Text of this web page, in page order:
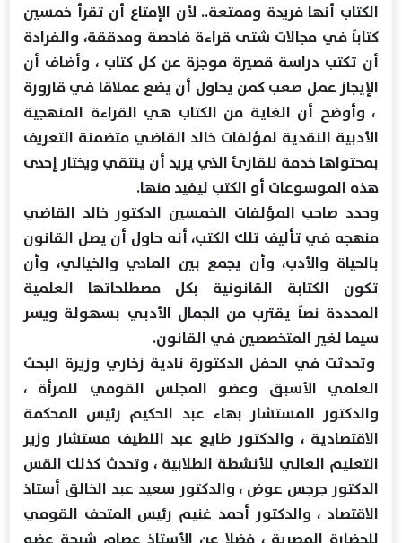
الكتاب أنها فريدة وممتعة.. لأن الإمتاع أن تقرأ خمسين
كتاباً في مجالات شتى قراءة فاحصة ومدققة، والفرادة
أن تكتب دراسة قصيرة موجزة عن كل كتاب ، وأضاف أن
الإيجاز عمل صعب كمن يحاول أن يضع عملاقا في قارورة
، وأوضح أن الغاية من الكتاب هي القراءة المنهجية
الأدبية النقدية لمؤلفات خالد القاضي متضمنة التعريف
بمحتواها خدمة للقارئ الذي يريد أن ينتقي ويختار إحدى
هذه الموسوعات أو الكتب ليفيد منها.
وحدد صاحب المؤلفات الخمسين الدكتور خالد القاضي
منهجه في تأليف تلك الكتب، أنه حاول أن يصل القانون
بالحياة والأدب، وأن يجمع بين المادي والخيالي، وأن
تكون الكتابة القانونية بكل مصطلحاتها العلمية
المحددة نصاً يقترب من الجمال الأدبي بسهولة ويسر
سيما لغير المتخصصين في القانون.
وتحدثت في الحفل الدكتورة نادية زخاري وزيرة البحث
العلمي الأسبق وعضو المجلس القومي للمرأة ،
والدكتور المستشار بهاء عبد الحكيم رئيس المحكمة
الاقتصادية ، والدكتور طايع عبد اللطيف مستشار وزير
التعليم العالي للأنشطة الطلابية ، وتحدث كذلك القس
الدكتور جرجس عوض ، والدكتور سعيد عبد الخالق أستاذ
الاقتصاد ، والدكتور أحمد غنيم رئيس المتحف القومي
للحضارة المصرية ، فضلا عن الأستاذ عصام شيحة عضو